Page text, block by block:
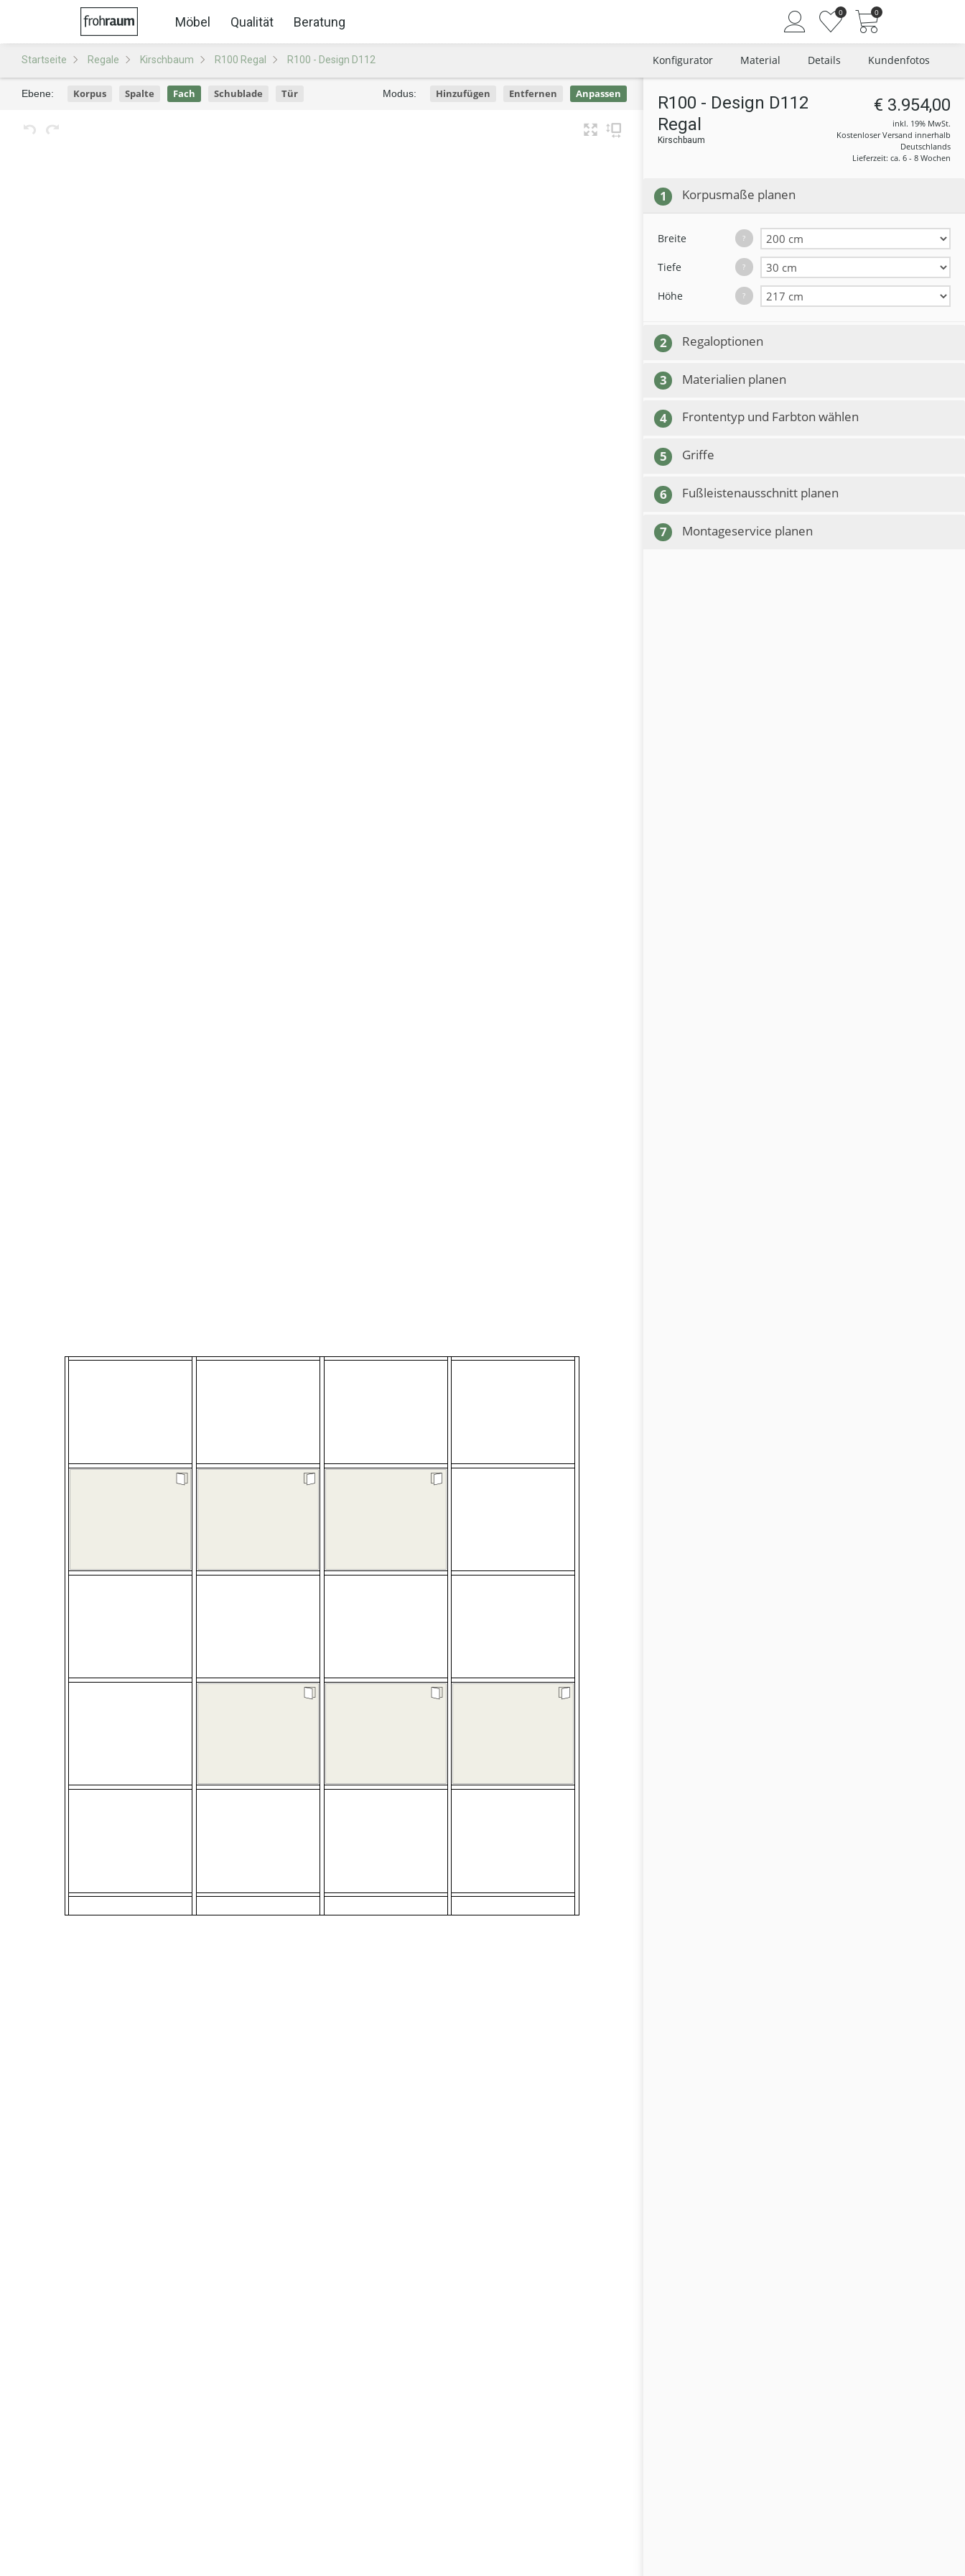
Möbel Qualität Beratung
Passwort vergessen?
Neuer Kunde? Jetzt registrieren
0 0
Startseite Regale Kirschbaum R100 Regal R100 - Design D112 Konfigurator Material Details Kundenfotos
Ebene: Korpus Spalte Fach Schublade Tür Modus: Hinzufügen Entfernen Anpassen
R100 - Design D112
Regal
Kirschbaum
€ 3.954,00
inkl. 19% MwSt.
Kostenloser Versand innerhalb
Deutschlands
Lieferzeit: ca. 6 - 8 Wochen
1 Korpusmaße planen
Breite ?
Tiefe ?
Höhe ?
2 Regaloptionen
3 Materialien planen
4 Frontentyp und Farbton wählen
5 Griffe
6 Fußleistenausschnitt planen
7 Montageservice planen